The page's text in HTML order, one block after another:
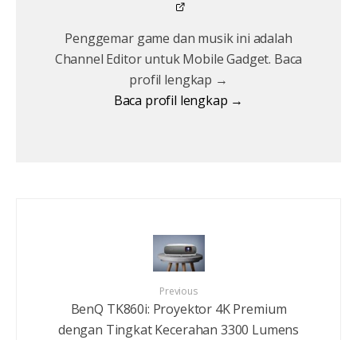
Penggemar game dan musik ini adalah
Channel Editor untuk Mobile Gadget. Baca
profil lengkap →
Baca profil lengkap →
Previous
BenQ TK860i: Proyektor 4K Premium
dengan Tingkat Kecerahan 3300 Lumens